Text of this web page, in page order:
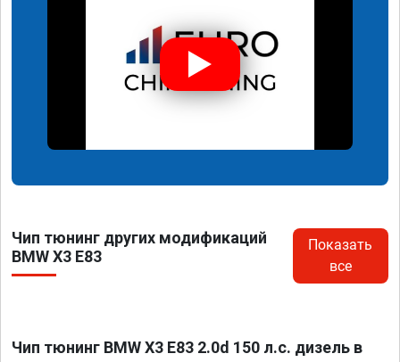
Чип тюнинг других модификаций
BMW X3 E83
Показать
все
Чип тюнинг BMW X3 E83 2.0d 150 л.с. дизель в